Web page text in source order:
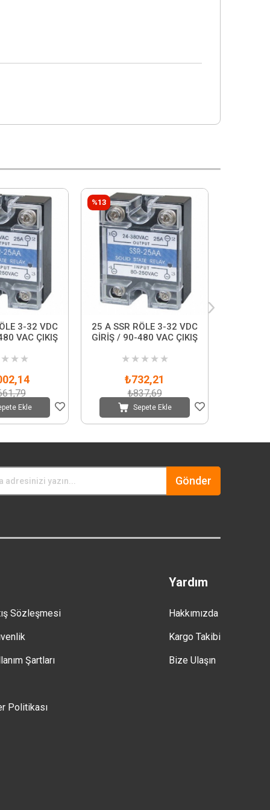
3-32 VDC
VAC ÇIKIŞ
★ ★ ★
Ekle
25 A SSR RÖLE 3-32 VDC
GİRİŞ / 90-480 VAC ÇIKIŞ
★ ★ ★ ★ ★
₺732,21
₺837,69
Sepete Ekle
%13
Gönder
Sözleşmesi
Şartları
Politikası
Yardım
Hakkımızda
Kargo Takibi
Bize Ulaşın